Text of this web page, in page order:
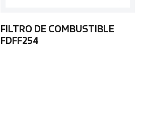
FILTRO DE COMBUSTIBLE
FDFF254